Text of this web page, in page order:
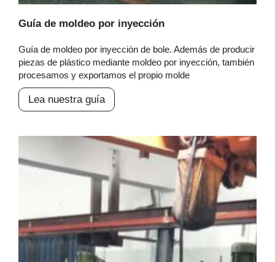
Guía de moldeo por inyección
Guía de moldeo por inyección de bole. Además de producir
piezas de plástico mediante moldeo por inyección, también
procesamos y exportamos el propio molde
Lea nuestra guía